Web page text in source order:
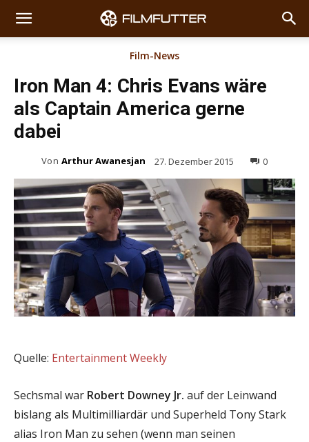
Film-News
Iron Man 4: Chris Evans wäre
als Captain America gerne
dabei
Von Arthur Awanesjan 27. Dezember 2015 0
Quelle: Entertainment Weekly
Sechsmal war Robert Downey Jr. auf der Leinwand
bislang als Multimilliardär und Superheld Tony Stark
alias Iron Man zu sehen (wenn man seinen